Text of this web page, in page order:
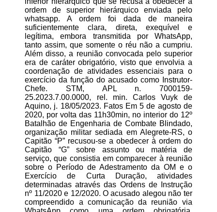
ordem de superior hierárquico enviada pelo
whatsapp. A ordem foi dada de maneira
suficientemente clara, direta, exequível e
legítima, embora transmitida por WhatsApp,
tanto assim, que somente o réu não a cumpriu.
Além disso, a reunião convocada pelo superior
era de caráter obrigatório, visto que envolvia a
coordenação de atividades essenciais para o
exercício da função do acusado como Instrutor-
Chefe​. STM, APL n. 7000159-
25.2023.7.00.0000, rel. min. Carlos Vuyk de
Aquino, j. 18/05/2023. Fatos Em 5 de agosto de
2020, por volta das 11h30min, no interior do 12º
Batalhão de Engenharia de Combate Blindado,
organização militar sediada em Alegrete-RS, o
Capitão “P” recusou-se a obedecer à ordem do
Capitão “G” sobre assunto ou matéria de
serviço, que consistia em comparecer à reunião
sobre o Período de Adestramento da OM e o
Exercício de Curta Duração, atividades
determinadas através das Ordens de Instrução
nº 11/2020 e 12/2020. O acusado alegou não ter
compreendido a comunicação da reunião via